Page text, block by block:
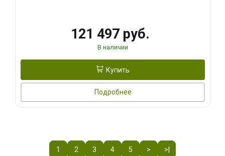
121 497 руб.
В наличии
Купить
Подробнее
1 2 3 4 5 > >|